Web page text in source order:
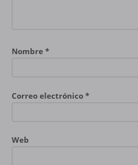
Nombre *
Correo electrónico *
Web